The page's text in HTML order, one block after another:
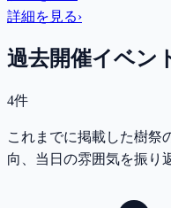
詳細を見る›
過去開催イベン
4件
これまでに掲載した樹祭
向、当日の雰囲気を振り